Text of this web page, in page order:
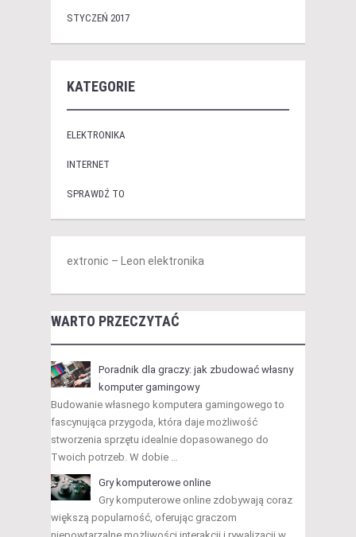
STYCZEŃ 2017
KATEGORIE
ELEKTRONIKA
INTERNET
SPRAWDŹ TO
extronic – Leon elektronika
WARTO PRZECZYTAĆ
Poradnik dla graczy: jak zbudować własny
komputer gamingowy
Budowanie własnego komputera gamingowego to
fascynująca przygoda, która daje możliwość
stworzenia sprzętu idealnie dopasowanego do
Twoich potrzeb. W dobie …
Gry komputerowe online
Gry komputerowe online zdobywają coraz
większą popularność, oferując graczom